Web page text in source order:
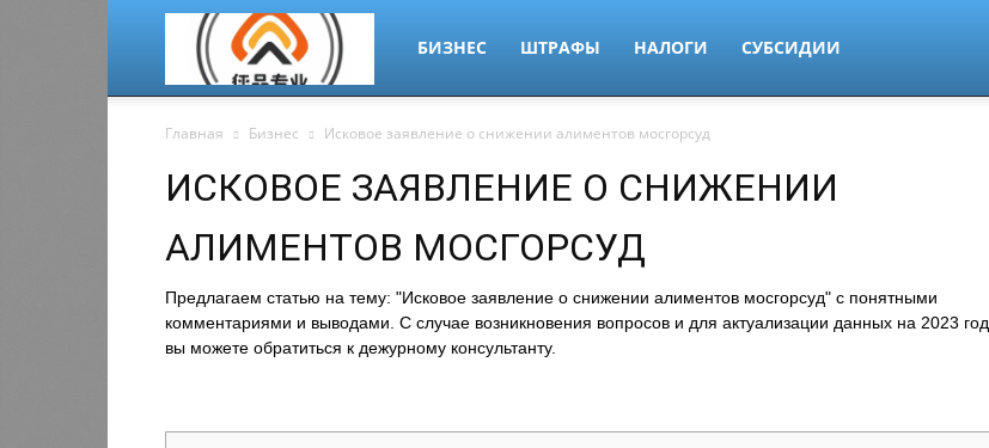
migrant-
plus.ru
БИЗНЕС ШТРАФЫ НАЛОГИ СУБСИДИИ
Главная Бизнес Исковое заявление о снижении алиментов мосгорсуд
ИСКОВОЕ ЗАЯВЛЕНИЕ О СНИЖЕНИИ
АЛИМЕНТОВ МОСГОРСУД
Предлагаем статью на тему: "Исковое заявление о снижении алиментов мосгорсуд" с понятными
комментариями и выводами. С случае возникновения вопросов и для актуализации данных на 2023 год
вы можете обратиться к дежурному консультанту.